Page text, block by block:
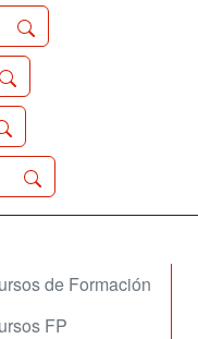
de Formación
FP